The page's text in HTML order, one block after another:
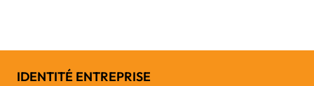
IDENTITÉ ENTREPRISE